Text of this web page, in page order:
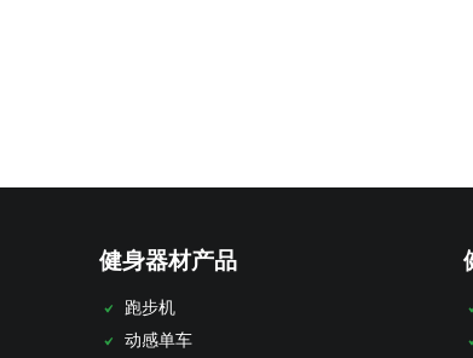
健身器材产品
跑步机
动感单车